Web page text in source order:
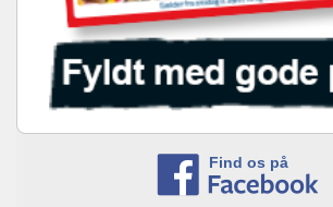
Find os på